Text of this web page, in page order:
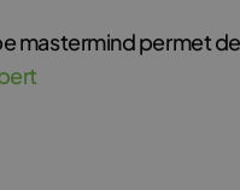
mastermind permet